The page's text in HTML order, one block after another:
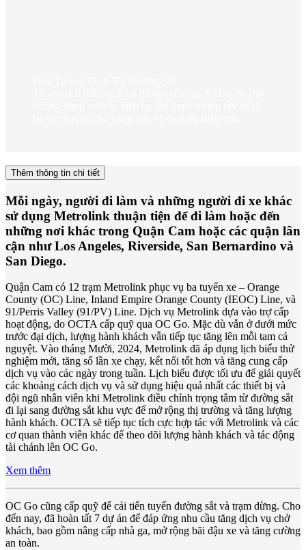
Thêm thông tin chi tiết
Mỗi ngày, người đi làm và những người đi xe khác
sử dụng Metrolink thuận tiện để đi làm hoặc đến
những nơi khác trong Quận Cam hoặc các quận lân
cận như Los Angeles, Riverside, San Bernardino và
San Diego.
Quận Cam có 12 trạm Metrolink phục vụ ba tuyến xe – Orange
County (OC) Line, Inland Empire Orange County (IEOC) Line, và
91/Perris Valley (91/PV) Line. Dịch vụ Metrolink dựa vào trợ cấp
hoạt động, do OCTA cấp quỹ qua OC Go. Mặc dù vẫn ở dưới mức
trước đại dịch, lượng hành khách vẫn tiếp tục tăng lên mỗi tam cá
nguyệt. Vào tháng Mười, 2024, Metrolink đã áp dụng lịch biểu thử
nghiệm mới, tăng số lần xe chạy, kết nối tốt hơn và tăng cung cấp
dịch vụ vào các ngày trong tuần. Lịch biểu được tối ưu để giải quyết
các khoảng cách dịch vụ và sử dụng hiệu quả nhất các thiết bị và
đội ngũ nhân viên khi Metrolink điều chỉnh trọng tâm từ đường sắt
đi lại sang đường sắt khu vực để mở rộng thị trường và tăng lượng
hành khách. OCTA sẽ tiếp tục tích cực hợp tác với Metrolink và các
cơ quan thành viên khác để theo dõi lượng hành khách và tác động
tài chánh lên OC Go.
Xem thêm
OC Go cũng cấp quỹ để cải tiến tuyến đường sắt và trạm dừng. Cho
đến nay, đã hoàn tất 7 dự án để đáp ứng nhu cầu tăng dịch vụ chở
khách, bao gồm nâng cấp nhà ga, mở rộng bãi đậu xe và tăng cường
an toàn.